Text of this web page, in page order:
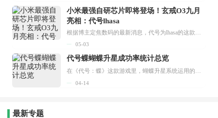
小米最强自研芯片即将登场！玄戒O3九月
亮相：代号lhasa
根据博主定焦数码的最新消息，代号为lhasa的这款芯片预计会在9月正式发布，这意味着小米在自研芯片领域跨出了关键的一步。...
05-03
代号蝶蝴蝶升星成功率统计总览
04-14
最新专题